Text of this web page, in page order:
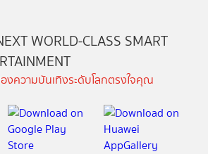
WORLD-CLASS SMART
งความบันเทิงระดับโลกตรงใจคุณ